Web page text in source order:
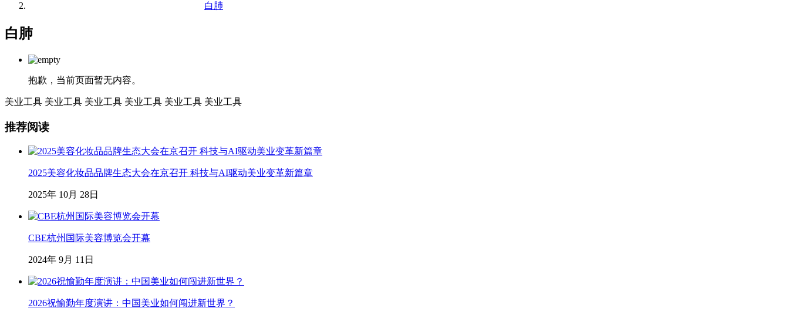
白肺
白肺
抱歉，当前页面暂无内容。
美业工具 美业工具 美业工具 美业工具 美业工具 美业工具
推荐阅读
2025美容化妆品品牌生态大会在京召开 科技与AI驱动美业变革新篇章
2025年 10月 28日
CBE杭州国际美容博览会开幕
2024年 9月 11日
2026祝愉勤年度演讲：中国美业如何闯进新世界？